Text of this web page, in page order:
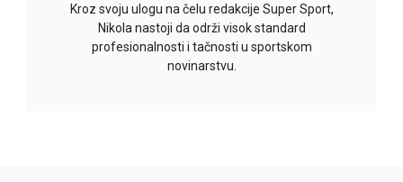
Kroz svoju ulogu na čelu redakcije Super Sport,
Nikola nastoji da održi visok standard
profesionalnosti i tačnosti u sportskom
novinarstvu.